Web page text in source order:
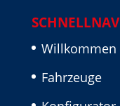
Willkommen
Fahrzeuge